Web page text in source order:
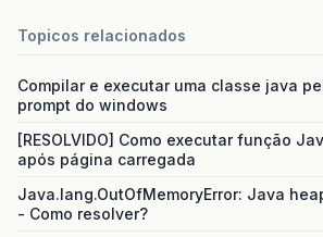
Topicos relacionados
Compilar e executar uma classe java
prompt do windows
[RESOLVIDO] Como executar função
após página carregada
Java.lang.OutOfMemoryError: Java
- Como resolver?